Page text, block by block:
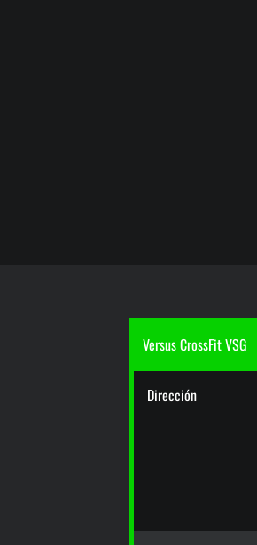
Versus CrossFit VSG
Dirección